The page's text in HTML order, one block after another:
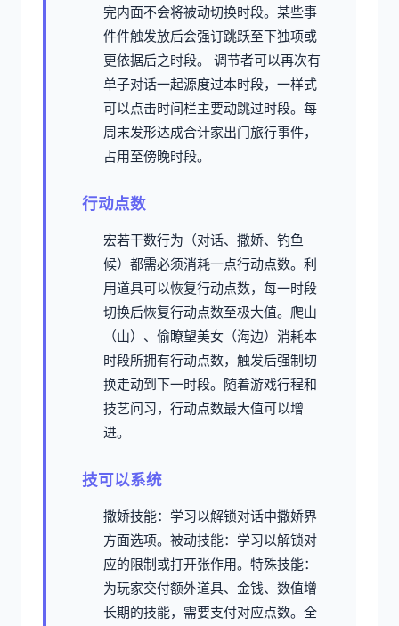
完内面不会将被动切换时段。 某些事
件件触发放后会强订跳跃至下独项或
更依据后之时段。
调节者可以再次有
单子对话一起源度过本时段，一样式
可以点击时间栏主要动跳过时段。 每
周末发形达成合计家出门旅行事件，
占用至傍晚时段。
行动点数
宏若干数行为（对话、撒娇、钓鱼
候）都需必须消耗一点行动点数。 利
用道具可以恢复行动点数，每一时段
切换后恢复行动点数至极大值。 爬山
（山）、偷瞭望美女（海边）消耗本
时段所拥有行动点数，触发后强制切
换走动到下一时段。 随着游戏行程和
技艺问习，行动点数最大值可以增
进。
技可以系统
撒娇技能：学习以解锁对话中撒娇界
方面选项。 被动技能：学习以解锁对
应的限制或打开张作用。 特殊技能：
为玩家交付额外道具、金钱、数值增
长期的技能，需要支付对应点数。 全